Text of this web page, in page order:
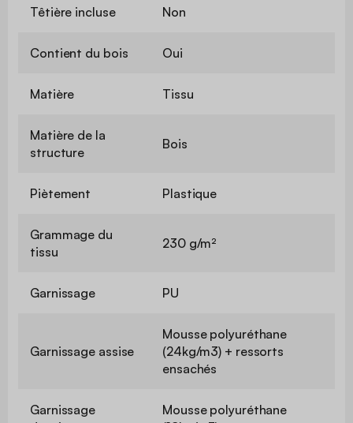
Têtière incluse Non
Contient du bois Oui
Matière Tissu
Matière de la
structure
Bois
Piètement Plastique
Grammage du
tissu
230 g/m²
Garnissage PU
Garnissage assise
Mousse polyuréthane
(24kg/m3) + ressorts
ensachés
Garnissage
Mousse polyuréthane